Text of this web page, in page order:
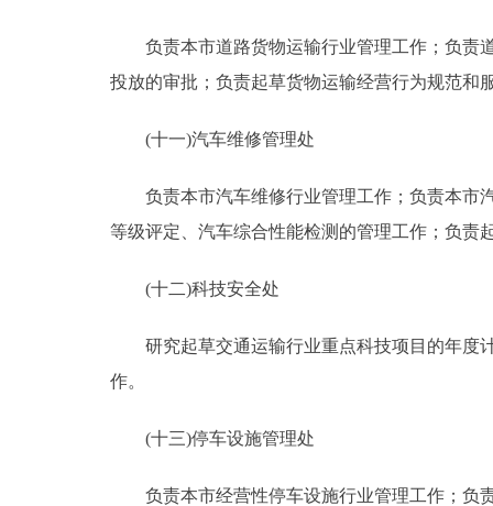
负责本市道路货物运输行业管理工作；负责道
投放的审批；负责起草货物运输经营行为规范和
(十一)汽车维修管理处
负责本市汽车维修行业管理工作；负责本市汽
等级评定、汽车综合性能检测的管理工作；负责
(十二)科技安全处
研究起草交通运输行业重点科技项目的年度计
作。
(十三)停车设施管理处
负责本市经营性停车设施行业管理工作；负责